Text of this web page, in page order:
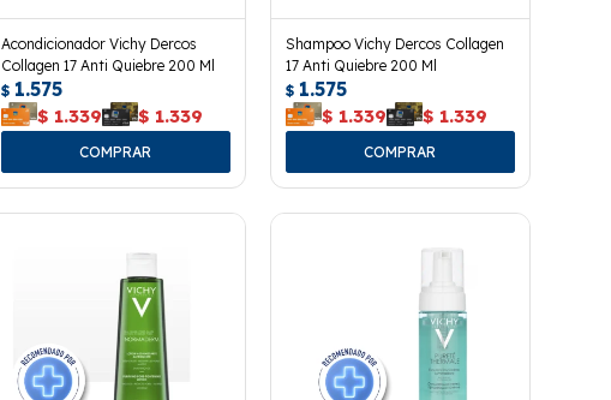
Acondicionador Vichy Dercos
Collagen 17 Anti Quiebre 200 Ml
$ 1.575
$ 1.339 $ 1.339
Shampoo Vichy Dercos Collagen
17 Anti Quiebre 200 Ml
$ 1.575
$ 1.339 $ 1.339